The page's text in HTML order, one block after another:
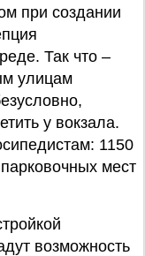
при создании
Так что –
улицам
у вокзала.
1150
мест
возможность